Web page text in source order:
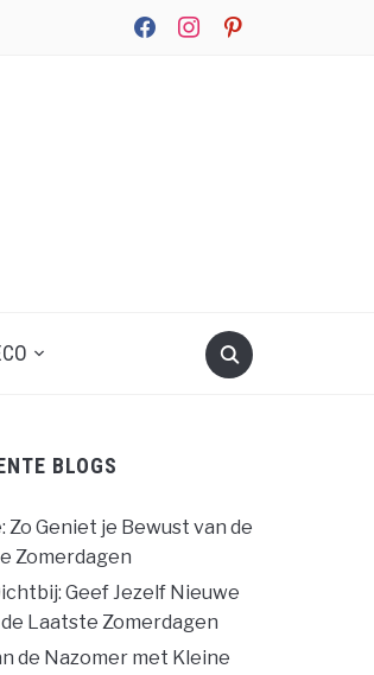
facebookinstagrampinterest
BLOGS
Zo Geniet je Bewust van de
Zomerdagen
Geef Jezelf Nieuwe
Laatste Zomerdagen
de Nazomer met Kleine